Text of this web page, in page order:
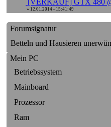
[VERKAUF] GTX 480
» 12.01.2014 - 15:41:49
Forumsignatur
Betteln und Hausieren
Mein PC
Betriebssystem
Mainboard
Prozessor
Ram